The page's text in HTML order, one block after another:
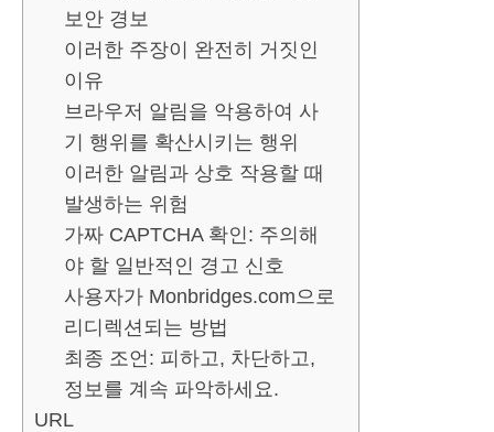
보안 경보
이러한 주장이 완전히 거짓인
이유
브라우저 알림을 악용하여 사
기 행위를 확산시키는 행위
이러한 알림과 상호 작용할 때
발생하는 위험
가짜 CAPTCHA 확인: 주의해
야 할 일반적인 경고 신호
사용자가 Monbridges.com으로
리디렉션되는 방법
최종 조언: 피하고, 차단하고,
정보를 계속 파악하세요.
URL